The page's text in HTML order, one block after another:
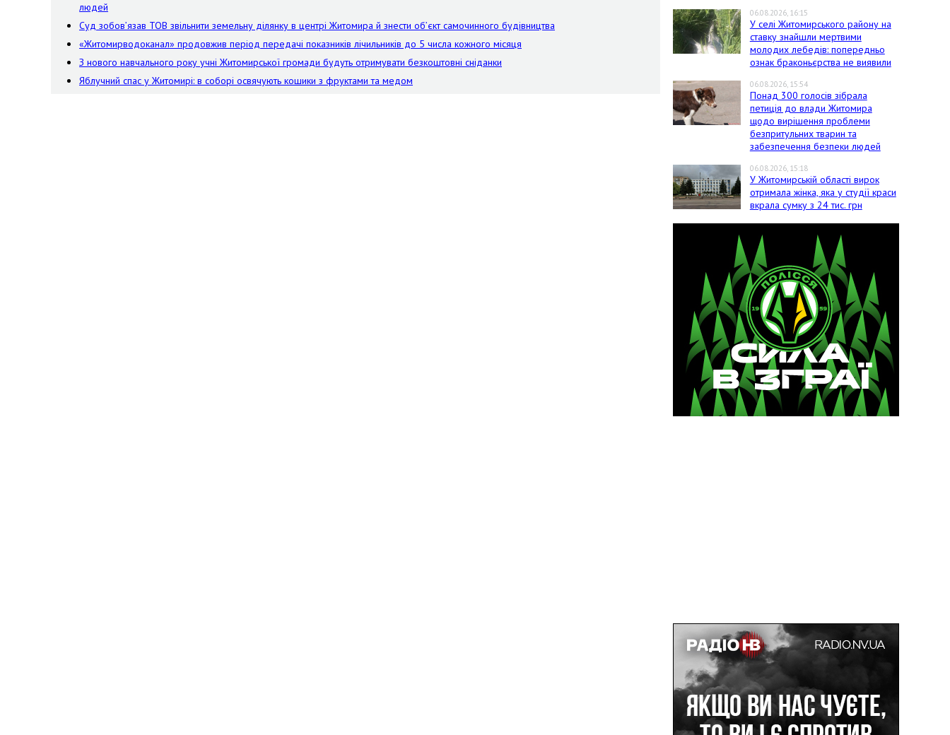
людей
Суд зобов’язав ТОВ звільнити земельну ділянку в центрі Житомира й знести об’єкт самочинного будівництва
«Житомирводоканал» продовжив період передачі показників лічильників до 5 числа кожного місяця
З нового навчального року учні Житомирської громади будуть отримувати безкоштовні сніданки
Яблучний спас у Житомирі: в соборі освячують кошики з фруктами та медом
06.08.2026, 16:15
У селі Житомирського району на
ставку знайшли мертвими
молодих лебедів: попередньо
ознак браконьєрства не виявили
06.08.2026, 15:54
Понад 300 голосів зібрала
петиція до влади Житомира
щодо вирішення проблеми
безпритульних тварин та
забезпечення безпеки людей
06.08.2026, 15:18
У Житомирській області вирок
отримала жінка, яка у студії краси
вкрала сумку з 24 тис. грн